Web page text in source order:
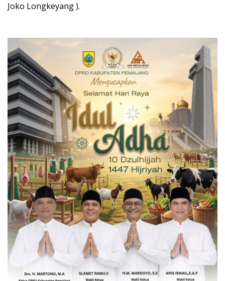
Joko Longkeyang ).